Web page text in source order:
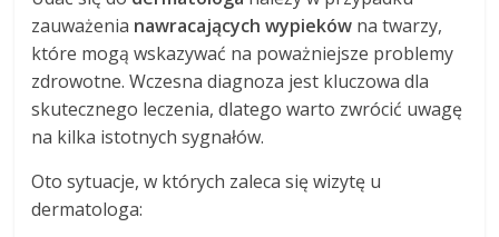
zauważenia nawracających wypieków na twarzy,
które mogą wskazywać na poważniejsze problemy
zdrowotne. Wczesna diagnoza jest kluczowa dla
skutecznego leczenia, dlatego warto zwrócić uwagę
na kilka istotnych sygnałów.
Oto sytuacje, w których zaleca się wizytę u
dermatologa: